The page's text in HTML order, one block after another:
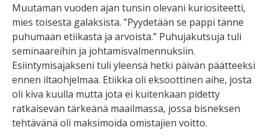
Muutaman vuoden ajan tunsin olevani kuriositeetti,
mies toisesta galaksista. ”Pyydetään se pappi tänne
puhumaan etiikasta ja arvoista.” Puhujakutsuja tuli
seminaareihin ja johtamisvalmennuksiin.
Esiintymisajakseni tuli yleensä hetki päivän päätteeksi
ennen iltaohjelmaa. Etiikka oli eksoottinen aihe, josta
oli kiva kuulla mutta jota ei kuitenkaan pidetty
ratkaisevan tärkeänä maailmassa, jossa bisneksen
tehtävänä oli maksimoida omistajien voitto.